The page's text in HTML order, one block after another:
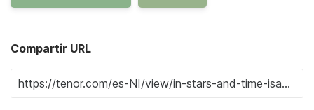
Compartir URL